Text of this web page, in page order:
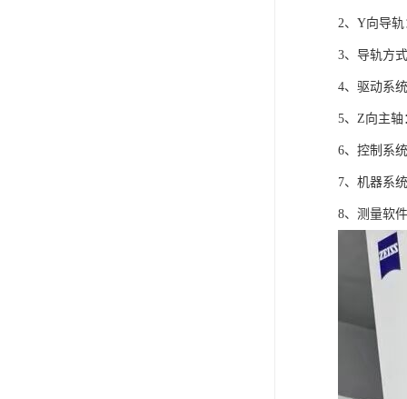
2、Y向导
3、导轨方
4、驱动系
5、Z向主
6、控制系
7、机器系
8、测量软